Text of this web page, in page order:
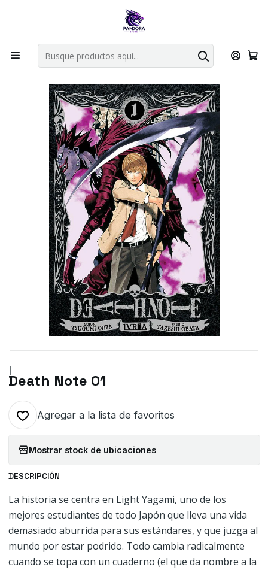
Por compras en cartas singles superiores a 49.990 el envio es
Explorar singles
Inicio Mangas Tankobon Death Note 01
|
Death Note 01
Agregar a la lista de favoritos
Mostrar stock de ubicaciones
DESCRIPCIÓN
La historia se centra en Light Yagami, uno de los
mejores estudiantes de todo Japón que lleva una vida
demasiado aburrida para sus estándares, y que juzga al
mundo por estar podrido. Todo cambia radicalmente
cuando se topa con un cuaderno (el que da nombre a la